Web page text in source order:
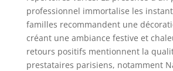
professionnel immortalise les
familles recommandent une
créant une ambiance festive et
retours positifs mentionnent la
prestataires parisiens, notamment